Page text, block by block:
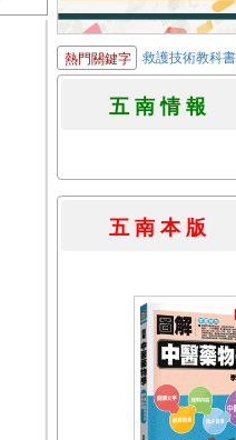
熱門關鍵字 救護技術教科書
五 南 情
五 南 本